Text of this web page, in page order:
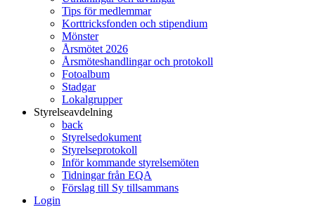
Tips för medlemmar
Korttricksfonden och stipendium
Mönster
Årsmötet 2026
Årsmöteshandlingar och protokoll
Fotoalbum
Stadgar
Lokalgrupper
Styrelseavdelning
back
Styrelsedokument
Styrelseprotokoll
Inför kommande styrelsemöten
Tidningar från EQA
Förslag till Sy tillsammans
Login